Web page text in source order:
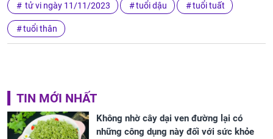
tử vi ngày 11/11/2023 tuổi dậu tuổi tuất
tuổi thân
TIN MỚI NHẤT
Không nhờ cây dại ven đường lại có
những công dụng này đối với sức khỏe